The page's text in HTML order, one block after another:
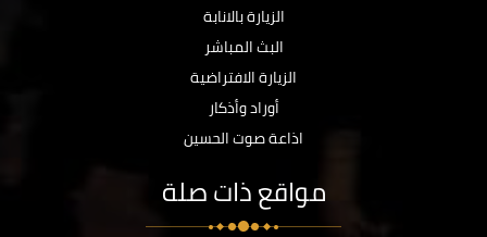
الزيارة بالانابة
البث المباشر
الزيارة الافتراضية
أوراد وأذكار
اذاعة صوت الحسين
مواقع ذات صلة